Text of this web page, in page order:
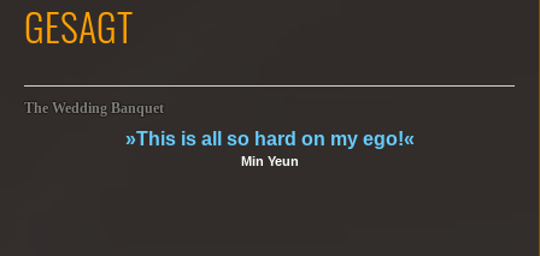
GESAGT
The Wedding Banquet
»This is all so hard on my ego!«
Min Yeun